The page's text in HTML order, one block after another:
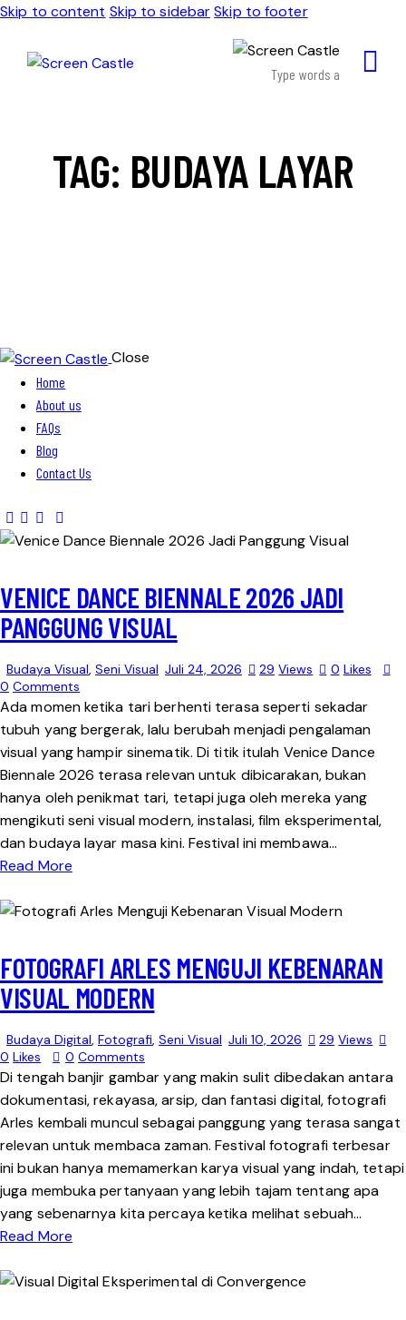
Skip to content Skip to sidebar Skip to footer
TAG: BUDAYA LAYAR
Close
Home
About us
FAQs
Blog
Contact Us
VENICE DANCE BIENNALE 2026 JADI
PANGGUNG VISUAL
Budaya Visual, Seni Visual Juli 24, 2026 29 Views 0 Likes
0 Comments
Ada momen ketika tari berhenti terasa seperti sekadar
tubuh yang bergerak, lalu berubah menjadi pengalaman
visual yang hampir sinematik. Di titik itulah Venice Dance
Biennale 2026 terasa relevan untuk dibicarakan, bukan
hanya oleh penikmat tari, tetapi juga oleh mereka yang
mengikuti seni visual modern, instalasi, film eksperimental,
dan budaya layar masa kini. Festival ini membawa…
Read More
FOTOGRAFI ARLES MENGUJI KEBENARAN
VISUAL MODERN
Budaya Digital, Fotografi, Seni Visual Juli 10, 2026 29 Views
0 Likes 0 Comments
Di tengah banjir gambar yang makin sulit dibedakan antara
dokumentasi, rekayasa, arsip, dan fantasi digital, fotografi
Arles kembali muncul sebagai panggung yang terasa sangat
relevan untuk membaca zaman. Festival fotografi terbesar
ini bukan hanya memamerkan karya visual yang indah, tetapi
juga membuka pertanyaan yang lebih tajam tentang apa
yang sebenarnya kita percaya ketika melihat sebuah…
Read More